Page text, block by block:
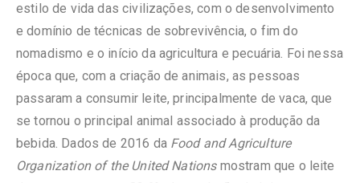
estilo de vida das civilizações, com o desenvolvimento
e domínio de técnicas de sobrevivência, o fim do
nomadismo e o início da agricultura e pecuária. Foi nessa
época que, com a criação de animais, as pessoas
passaram a consumir leite, principalmente de vaca, que
se tornou o principal animal associado à produção da
bebida. Dados de 2016 da Food and Agriculture
Organization of the United Nations mostram que o leite